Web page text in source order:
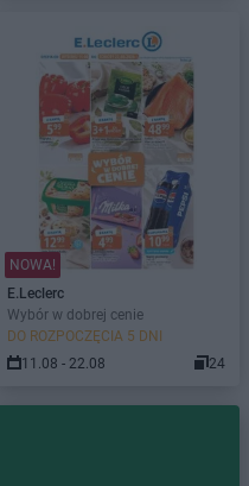
NOWA!
E.Leclerc
Wybór w dobrej cenie
DO ROZPOCZĘCIA 5 DNI
11.08 - 22.08
24